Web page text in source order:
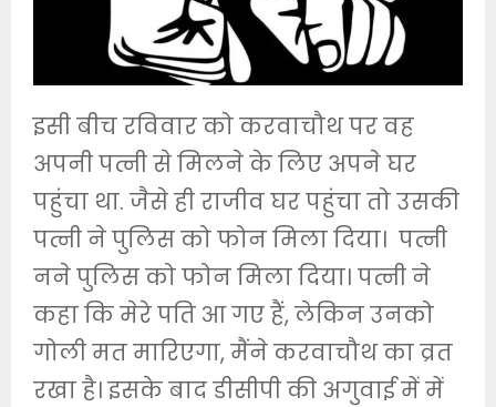
इसी बीच रविवार को करवाचौथ पर वह
अपनी पत्नी से मिलने के लिए अपने घर
पहुंचा था. जैसे ही राजीव घर पहुंचा तो उसकी
पत्नी ने पुलिस को फोन मिला दिया। पत्नी
नने पुलिस को फोन मिला दिया। पत्नी ने
कहा कि मेरे पति आ गए हैं, लेकिन उनको
गोली मत मारिएगा, मैंने करवाचौथ का व्रत
रखा है। इसके बाद डीसीपी की अगुवाई में में